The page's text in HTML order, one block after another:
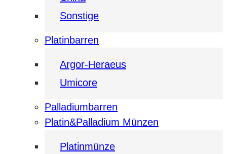
Sonstige
Platinbarren
Argor-Heraeus
Umicore
Palladiumbarren
Platin&Palladium Münzen
Platinmünze